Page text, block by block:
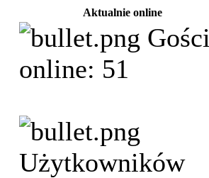
Aktualnie online
Gości
online: 51
Użytkowników